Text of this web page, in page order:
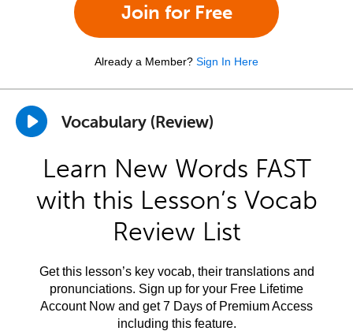
Join for Free
Already a Member? Sign In Here
Vocabulary (Review)
Learn New Words FAST
with this Lesson’s Vocab
Review List
Get this lesson’s key vocab, their translations and
pronunciations. Sign up for your Free Lifetime
Account Now and get 7 Days of Premium Access
including this feature.